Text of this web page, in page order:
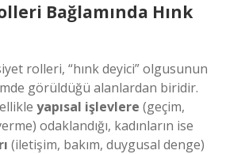
Bağlamında Hınk
rolleri, “hınk deyici” olgusunun
görüldüğü alanlardan biridir.
yapısal işlevlere (geçim,
odaklandığı, kadınların ise
(iletişim, bakım, duygusal denge)